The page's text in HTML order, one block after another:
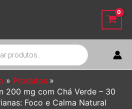
Produtos
200 mg com Chá Verde – 30
Foco e Calma Natural